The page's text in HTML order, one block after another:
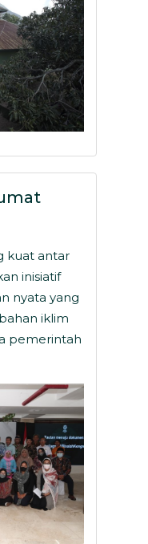
kuat antar
inisiatif
nyata yang
iklim
pemerintah